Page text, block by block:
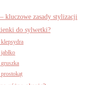
kluczowe zasady stylizacji
do sylwetki?